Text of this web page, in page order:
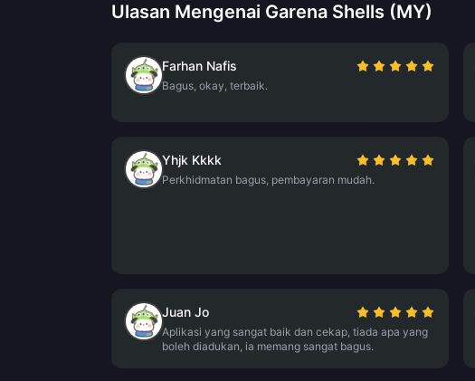
Ulasan Mengenai Garena Shells (MY)
Farhan Nafis
Bagus, okay, terbaik.
Yhjk Kkkk
Perkhidmatan bagus, pembayaran mudah.
Juan Jo
Aplikasi yang sangat baik dan cekap, tiada apa yang
boleh diadukan, ia memang sangat bagus.